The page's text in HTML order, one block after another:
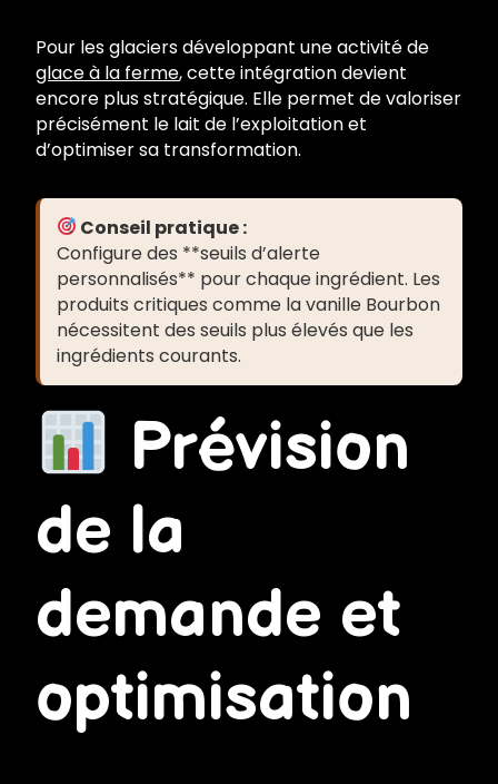
Pour les glaciers développant une activité de
glace à la ferme, cette intégration devient
encore plus stratégique. Elle permet de valoriser
précisément le lait de l’exploitation et
d’optimiser sa transformation.
Conseil pratique :
Configure des **seuils d’alerte
personnalisés** pour chaque ingrédient. Les
produits critiques comme la vanille Bourbon
nécessitent des seuils plus élevés que les
ingrédients courants.
Prévision
de la
demande et
optimisation